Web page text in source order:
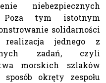
niebezpiecznych
Poza tym istotnym
solidarności
realizacja jednego z
zadań, czyli
morskich szlaków
okręty zespołu